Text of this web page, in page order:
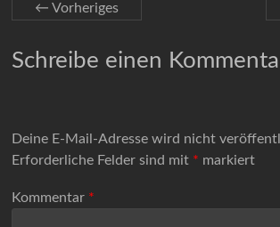
← Vorheriges
Schreibe einen
Deine E-Mail-Adresse wird nicht
Erforderliche Felder sind mit * markiert
Kommentar *